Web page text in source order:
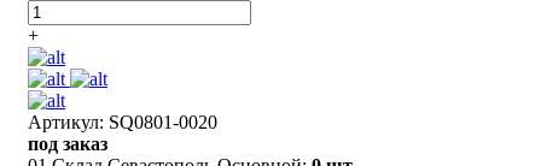
+
Артикул: SQ0801-0020
под заказ